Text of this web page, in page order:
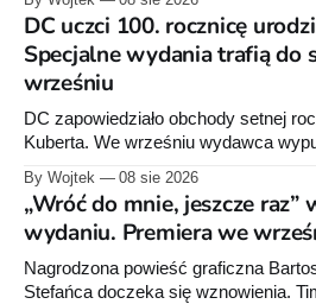
DC uczci 100. rocznicę
Specjalne wydania trafią do
wrześniu
DC zapowiedziało obchody setnej
Kuberta. We wrześniu wydawca
poświęcone twórcy „Sgt. Rocka”, z
sprzedaży niemal dokładnie w dniu
By Wojtek 08 sie 2026
„Wróć do mnie, jeszcze
wydaniu. Premiera we
Nagrodzona powieść graficzna
Stefańca doczeka się wznowienia.